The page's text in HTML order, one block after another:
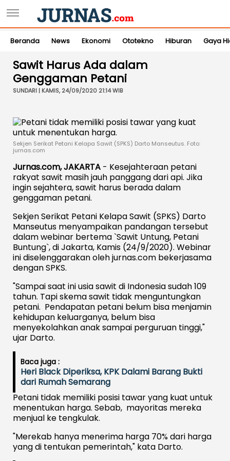
Beranda News Ekonomi Ototekno Hiburan Gaya
Sawit Harus Ada dalam
Genggaman Petani
SUNDARI | KAMIS, 24/09/2020 21:14 WIB
Sekjen Serikat Petani Kelapa Sawit (SPKS) Darto Manseutus. Foto:
jurnas.com
Jurnas.com, JAKARTA - Kesejahteraan petani
rakyat sawit masih jauh panggang dari api. Jika
ingin sejahtera, sawit harus berada dalam
genggaman petani.
Sekjen Serikat Petani Kelapa Sawit (SPKS) Darto
Manseutus menyampaikan pandangan tersebut
dalam webinar bertema `Sawit Untung, Petani
Buntung`, di Jakarta, Kamis (24/9/2020). Webinar
ini diselenggarakan oleh jurnas.com bekerjasama
dengan SPKS.
"Sampai saat ini usia sawit di Indonesia sudah 109
tahun. Tapi skema sawit tidak menguntungkan
petani. Pendapatan petani belum bisa menjamin
kehidupan keluarganya, belum bisa
menyekolahkan anak sampai perguruan tinggi,"
ujar Darto.
Baca juga :
Heri Black Diperiksa, KPK Dalami Barang Bukti
dari Rumah Semarang
Petani tidak memiliki posisi tawar yang kuat untuk
menentukan harga. Sebab, mayoritas mereka
menjual ke tengkulak.
"Merekab hanya menerima harga 70% dari harga
yang di tentukan pemerintah," kata Darto.